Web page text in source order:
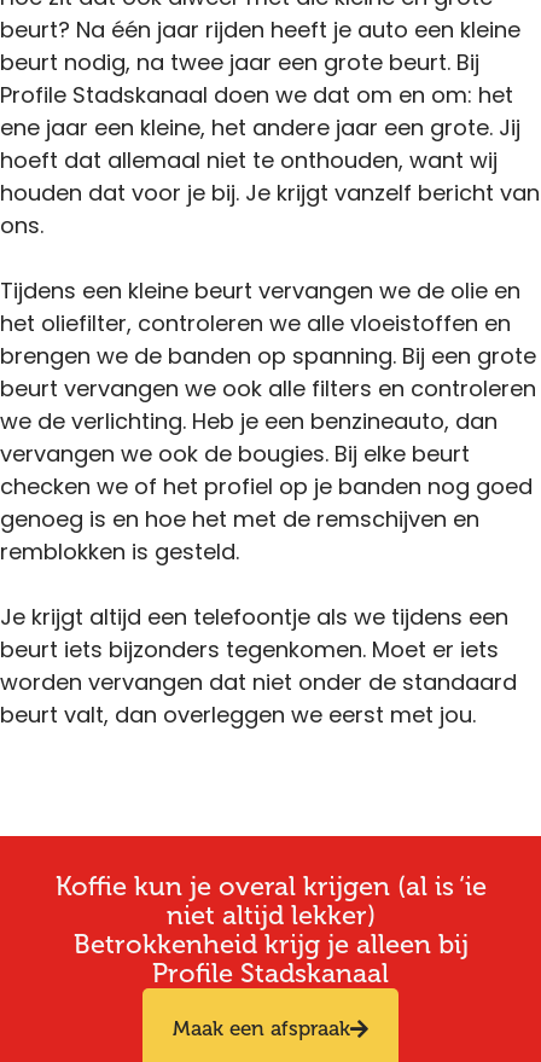
beurt? Na één jaar rijden heeft je auto een kleine
beurt nodig, na twee jaar een grote beurt. Bij
Profile Stadskanaal doen we dat om en om: het
ene jaar een kleine, het andere jaar een grote. Jij
hoeft dat allemaal niet te onthouden, want wij
houden dat voor je bij. Je krijgt vanzelf bericht van
ons.
Tijdens een kleine beurt vervangen we de olie en
het oliefilter, controleren we alle vloeistoffen en
brengen we de banden op spanning. Bij een grote
beurt vervangen we ook alle filters en controleren
we de verlichting. Heb je een benzineauto, dan
vervangen we ook de bougies. Bij elke beurt
checken we of het profiel op je banden nog goed
genoeg is en hoe het met de remschijven en
remblokken is gesteld.
Je krijgt altijd een telefoontje als we tijdens een
beurt iets bijzonders tegenkomen. Moet er iets
worden vervangen dat niet onder de standaard
beurt valt, dan overleggen we eerst met jou.
Koffie kun je overal krijgen (al is ‘ie
niet altijd lekker)
Betrokkenheid krijg je alleen bij
Profile Stadskanaal
Maak een afspraak